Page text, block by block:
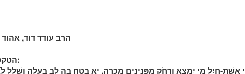
- הרב עודד דוד,
הטקסט מספר משלי לא:
י אֵשֶׁת-חַיִל מִי יִמְצָא וְרָחֹק מִפְּנִינִים מִכְרָהּ. יא בָּטַח בָּהּ לֵב בַּעְלָהּ וְשָׁלָל